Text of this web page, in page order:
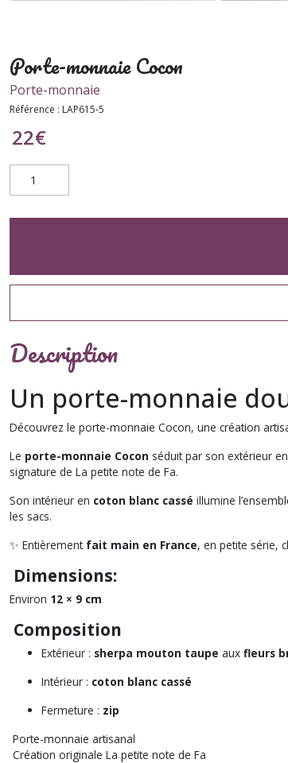
Porte-monnaie Cocon
Porte-monnaie
Référence : LAP615-5
22€
Description
Un porte-monnaie
Découvrez le porte-monnaie Cocon, une création
Le porte-monnaie Cocon séduit par son extérieur en
signature de La petite note de Fa.
Son intérieur en coton blanc cassé illumine
les sacs.
✨ Entièrement fait main en France, en petite série,
Dimensions:
Environ 12 × 9 cm
Composition
Extérieur : sherpa mouton taupe aux fleurs
Intérieur : coton blanc cassé
Fermeture : zip
Porte-monnaie artisanal
Création originale La petite note de Fa